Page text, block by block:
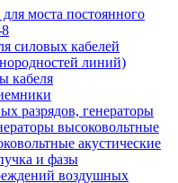
моста постоянного
силовых кабелей
линий)
кабеля
разрядов, генераторы
высоковольтные
акустические
и фазы
воздушных